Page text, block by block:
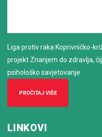
Liga protiv raka Koprivničko-
projekt Znanjem do zdravlja,
psihološko savjetovanje
PROČITAJ VIŠE
LINKOVI